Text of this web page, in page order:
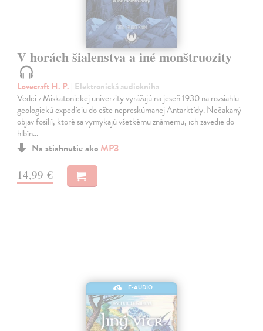
V horách šialenstva a iné monštruozity
Lovecraft H. P. | Elektronická audiokniha
Vedci z Miskatonickej univerzity vyrážajú na jeseň 1930 na rozsiahlu
geologickú expedíciu do ešte nepreskúmanej Antarktídy. Nečakaný
objav fosílií, ktoré sa vymykajú všetkému známemu, ich zavedie do
hlbín…
Na stiahnutie ako MP3
14,99 €
E-AUDIO